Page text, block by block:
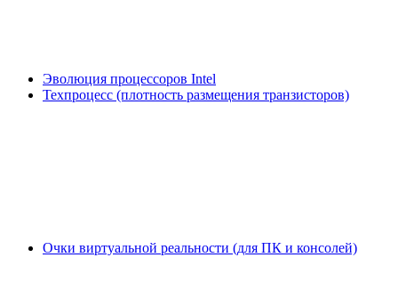
Эволюция процессоров Intel
Техпроцесс (плотность размещения транзисторов)
Очки виртуальной реальности (для ПК и консолей)